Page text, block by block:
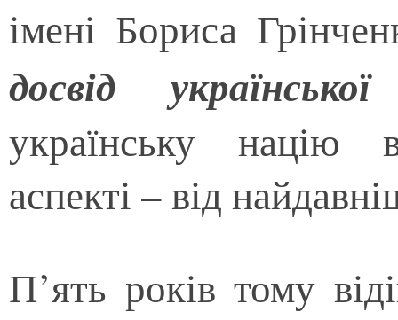
імені Бориса
досвід української
українську націю в
аспекті – від
П’ять років тому